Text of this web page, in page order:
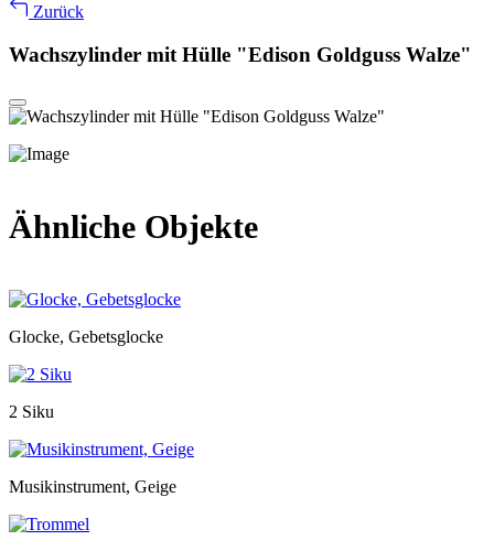
Zurück
Wachszylinder mit Hülle "Edison Goldguss Walze"
Ähnliche Objekte
Glocke, Gebetsglocke
2 Siku
Musikinstrument, Geige